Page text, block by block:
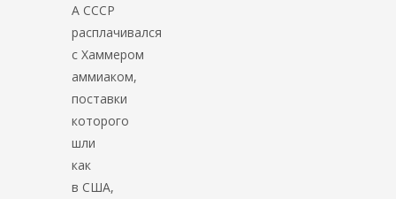
А СССР
расплачивался
с Хаммером
аммиаком,
поставки
которого
шли
как
в США,